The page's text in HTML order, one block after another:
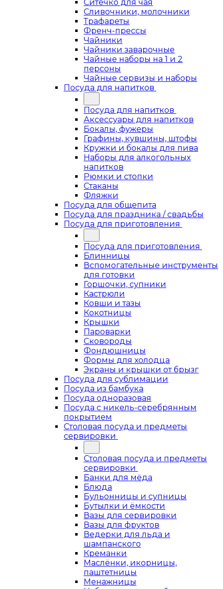
Ситечко для чая
Сливочники, молочники
Трафареты
Френч-прессы
Чайники
Чайники заварочные
Чайные наборы на 1 и 2
персоны
Чайные сервизы и наборы
Посуда для напитков
Посуда для напитков
Аксессуары для напитков
Бокалы, фужеры
Графины, кувшины, штофы
Кружки и бокалы для пива
Наборы для алкогольных
напитков
Рюмки и стопки
Стаканы
Фляжки
Посуда для общепита
Посуда для праздника / свадьбы
Посуда для приготовления
Посуда для приготовления
Блинницы
Вспомогательные инструменты
для готовки
Горшочки, супники
Кастрюли
Ковши и тазы
Кокотницы
Крышки
Пароварки
Сковороды
Фондюшницы
Формы для холодца
Экраны и крышки от брызг
Посуда для сублимации
Посуда из бамбука
Посуда одноразовая
Посуда с никель-серебрянным
покрытием
Столовая посуда и предметы
сервировки
Столовая посуда и предметы
сервировки
Банки для мёда
Блюда
Бульонницы и супницы
Бутылки и ёмкости
Вазы для сервировки
Вазы для фруктов
Ведерки для льда и
шампанского
Креманки
Маслёнки, икорницы,
паштетницы
Менажницы